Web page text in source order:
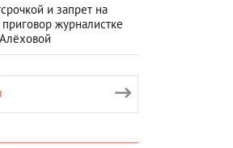
и запрет на
журналистке